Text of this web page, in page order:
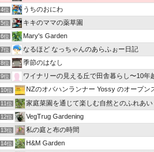
4位 うちのおにわ
5位 キキのママの薬草園
6位 Mary's Garden
7位 なるほど なっちゃんのあらふぉー日記
8位 季節のはなし
9位 ワイナリーの見える丘で田舎暮らし〜10年越しの夢叶え
10位 NZのオバハンランナー Yossy のオープン
11位 家庭菜園を通じて楽しむ自然とのふれあい
12位 VegTrug Gardening
13位 私の庭と布の時間
14位 H&M Garden